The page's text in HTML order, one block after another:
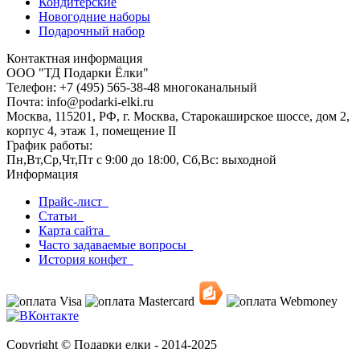
Новогодние наборы
Подарочный набор
Контактная информация
ООО "ТД Подарки Ёлки"
Телефон: +7 (495) 565-38-48 многоканальный
Почта: info@podarki-elki.ru
Москва, 115201, РФ, г. Москва, Старокаширское шоссе, дом 2,
корпус 4, этаж 1, помещение II
График работы:
Пн,Вт,Ср,Чт,Пт с 9:00 до 18:00, Сб,Вс: выходной
Информация
Прайс-лист
Статьи
Карта сайта
Часто задаваемые вопросы
История конфет
Copyright © Подарки елки - 2014-2025